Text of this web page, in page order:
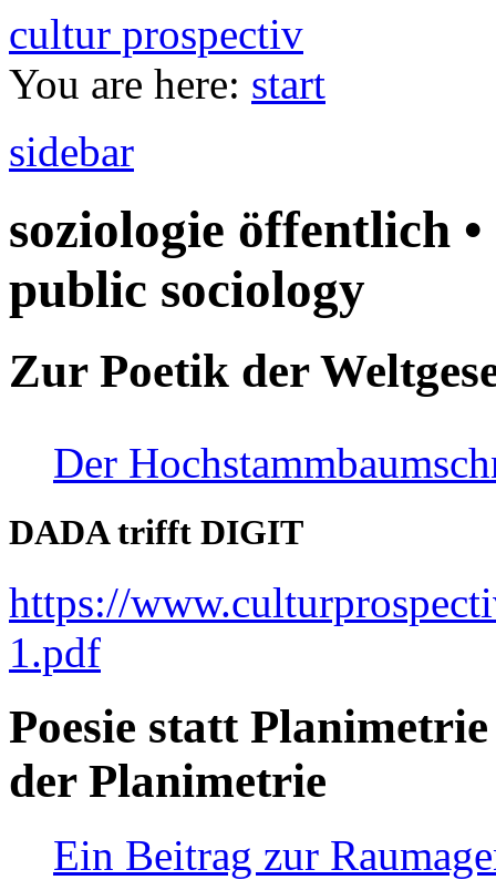
cultur prospectiv
You are here: start
sidebar
soziologie öffentlich
public sociology
Zur Poetik der
Der
DADA trifft DIGIT
https://
1.pdf
Poesie statt
der Planimetrie
Ein Beitrag zur